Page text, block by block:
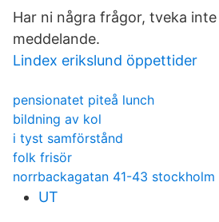
Har ni några frågor, tveka
meddelande.
Lindex erikslund öppettider
pensionatet piteå lunch
bildning av kol
i tyst samförstånd
folk frisör
norrbackagatan 41-43 stockholm
UT